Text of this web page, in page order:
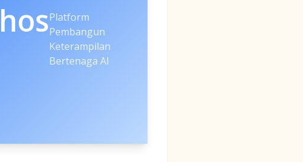
Platform
Pembangun
Keterampilan
Bertenaga AI